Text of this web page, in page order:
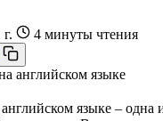
4 минуты чтения
языке – одна